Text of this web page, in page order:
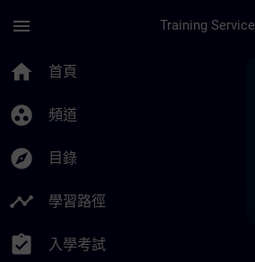
menu
home 首頁
group_work 頻道
explore 目錄
timeline 學習路徑
assignment_turned_in 入學考試